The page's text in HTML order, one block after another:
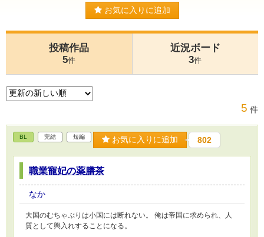
お気に入りに追加
投稿作品
5件
近況ボード
3件
5 件
BL 完結 短編 お気に入りに追加 802
職業寵妃の薬膳茶
なか
大国のむちゃぶりは小国には断れない。 俺は帝国に求められ、人
質として輿入れすることになる。